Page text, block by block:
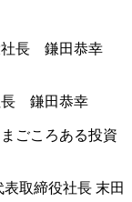
長 鎌田恭幸
ごころある投資